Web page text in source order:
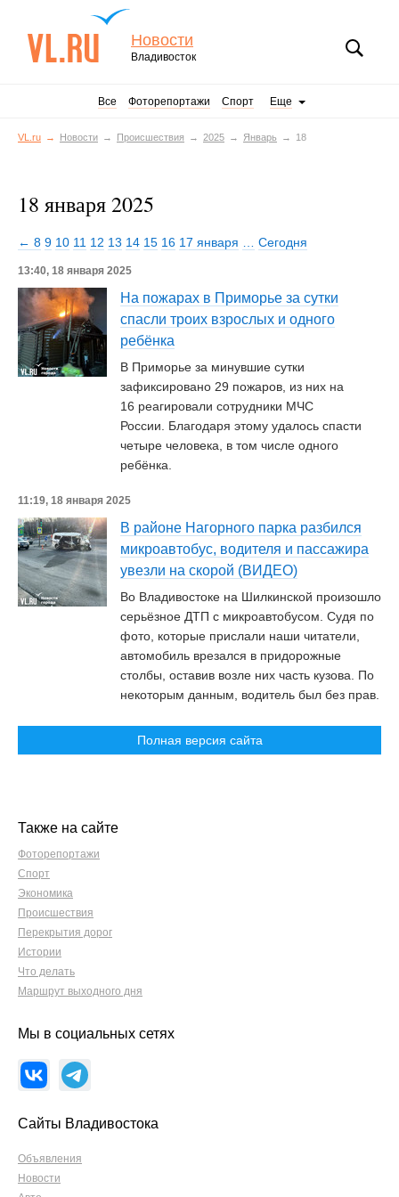
Новости
Владивосток
Все Фоторепортажи Спорт Еще
VL.ru Новости Происшествия 2025 Январь 18
18 января 2025
← 8 9 10 11 12 13 14 15 16 17 января Сегодня
13:40, 18 января 2025
На пожарах в Приморье за сутки
спасли троих взрослых и одного
ребёнка
В Приморье за минувшие сутки
зафиксировано 29 пожаров, из них на
16 реагировали сотрудники МЧС
России. Благодаря этому удалось спасти
четыре человека, в том числе одного
ребёнка.
11:19, 18 января 2025
В районе Нагорного парка разбился
микроавтобус, водителя и пассажира
увезли на скорой (ВИДЕО)
Во Владивостоке на Шилкинской произошло
серьёзное ДТП с микроавтобусом. Судя по
фото, которые прислали наши читатели,
автомобиль врезался в придорожные
столбы, оставив возле них часть кузова. По
некоторым данным, водитель был без прав.
Полная версия сайта
Также на сайте
Фоторепортажи
Спорт
Экономика
Происшествия
Перекрытия дорог
Истории
Что делать
Маршрут выходного дня
Мы в социальных сетях
Сайты Владивостока
Объявления
Новости